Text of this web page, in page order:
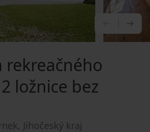
rekreačného
2 ložnice bez
Jihočeský kraj